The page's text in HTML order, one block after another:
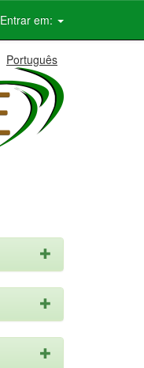
Entrar em:
Português